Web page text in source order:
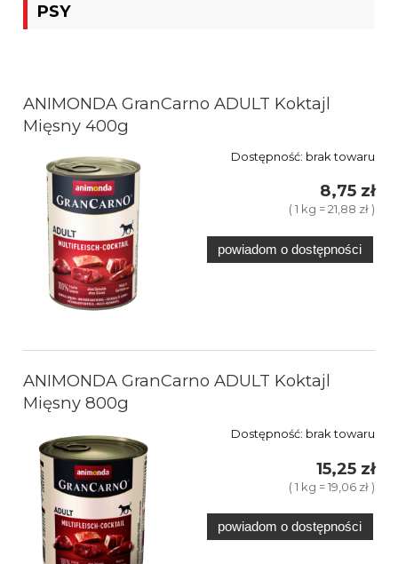
PSY
ANIMONDA GranCarno ADULT Koktajl
Mięsny 400g
Dostępność: brak towaru
8,75 zł
( 1 kg = 21,88 zł )
powiadom o dostępności
ANIMONDA GranCarno ADULT Koktajl
Mięsny 800g
Dostępność: brak towaru
15,25 zł
( 1 kg = 19,06 zł )
powiadom o dostępności